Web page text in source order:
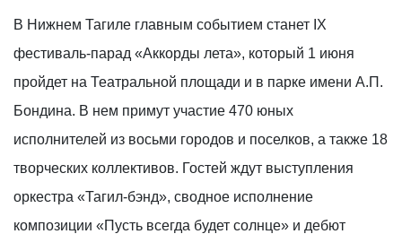
В Нижнем Тагиле главным событием станет IX
фестиваль-парад «Аккорды лета», который 1 июня
пройдет на Театральной площади и в парке имени А.П.
Бондина. В нем примут участие 470 юных
исполнителей из восьми городов и поселков, а также 18
творческих коллективов. Гостей ждут выступления
оркестра «Тагил-бэнд», сводное исполнение
композиции «Пусть всегда будет солнце» и дебют